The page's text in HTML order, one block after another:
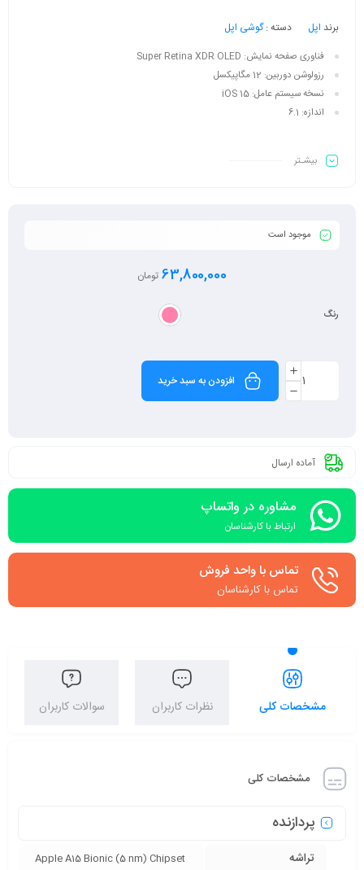
برند اپل دسته :گوشی اپل
فناوری صفحه‌ نمایش: Super Retina XDR OLED
رزولوشن دوربین: 12 مگاپیکسل
نسخه سیستم عامل: iOS 15
اندازه: 6.1
بیشـتر
موجود است
63,800,000 تومان
رنگ
افزودن به سبد خرید
آماده ارسال
مشاوره در واتساپ
ارتباط با کارشناسان
تماس با واحد فروش
تماس با کارشناسان
مشخصات کلی نظرات کاربران سوالات کاربران
مشخصات کلی
پردازنده
تراشه Apple A15 Bionic (5 nm) Chipset